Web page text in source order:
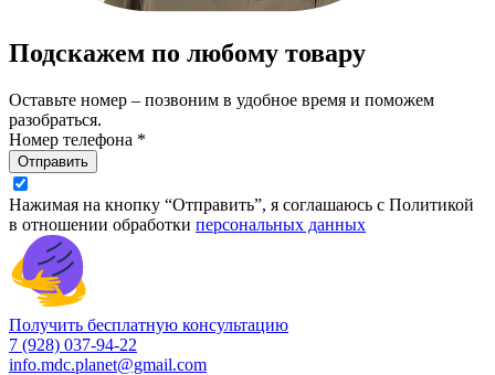
Подскажем по любому товару
Оставьте номер – позвоним в удобное время и поможем
разобраться.
Номер телефона *
Отправить
Нажимая на кнопку “Отправить”, я соглашаюсь с Политикой
в отношении обработки персональных данных
Получить бесплатную консультацию
7 (928) 037-94-22
info.mdc.planet@gmail.com